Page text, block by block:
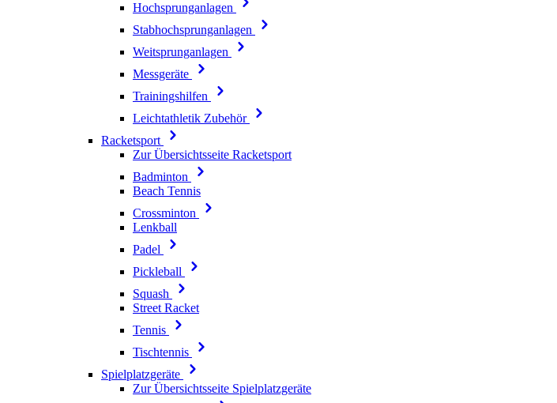
Hochsprunganlagen
Stabhochsprunganlagen
Weitsprunganlagen
Messgeräte
Trainingshilfen
Leichtathletik Zubehör
Racketsport
Zur Übersichtsseite Racketsport
Badminton
Beach Tennis
Crossminton
Lenkball
Padel
Pickleball
Squash
Street Racket
Tennis
Tischtennis
Spielplatzgeräte
Zur Übersichtsseite Spielplatzgeräte